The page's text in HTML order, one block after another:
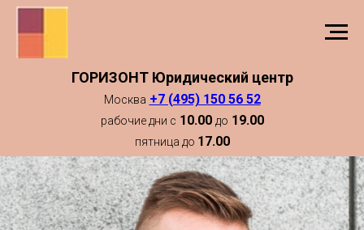
ГОРИЗОНТ Юридический центр
Москва +7 (495) 150 56 52
рабочие дни с 10.00 до 19.00
пятница до 17.00